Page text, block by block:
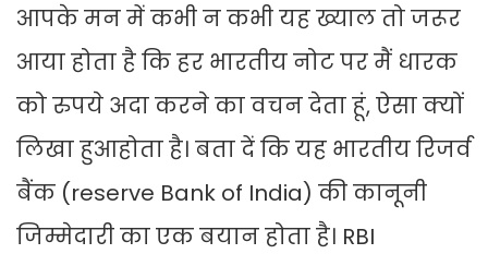
आपके मन में कभी न कभी यह ख्याल तो जरूर
आया होता है कि हर भारतीय नोट पर मैं धारक
को रुपये अदा करने का वचन देता हूं, ऐसा क्यों
लिखा हुआहोता है। बता दें कि यह भारतीय रिजर्व
बैंक (reserve Bank of India) की कानूनी
जिम्मेदारी का एक बयान होता है। RBI